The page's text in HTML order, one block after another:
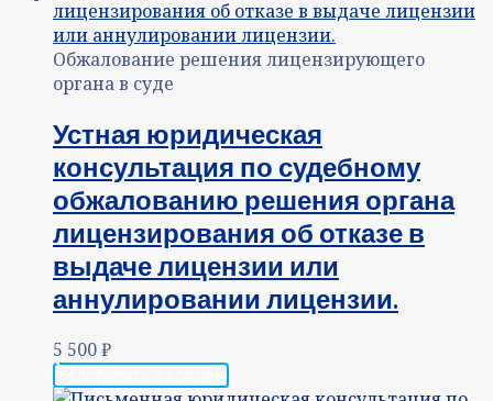
Обжалование решения лицензирующего
органа в суде
Устная юридическая
консультация по судебному
обжалованию решения органа
лицензирования об отказе в
выдаче лицензии или
аннулировании лицензии.
5 500₽